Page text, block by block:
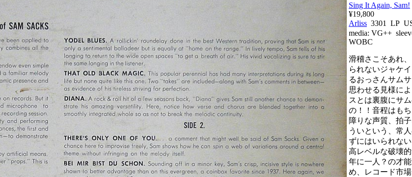
Sing It Again, Sam!
¥19,800
Arliss 3301 LP
media: VG++
WOBC
滑稽さこそあれ
られないジャケ
るおっさんサム
思わせる見様に
スとは裏腹にサ
の！！音程はも
障りな声質、拍
ういという、常
ずにはいられな
高レベルな破壊
年に一人？の才
め、レコード市